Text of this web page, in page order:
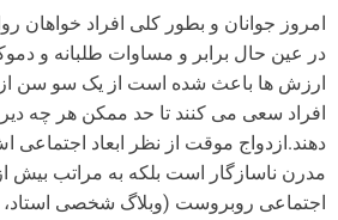
امروز جوانان و بطور کلی افراد خواهان
در عین حال برابر و مساوات طلبانه و
ارزش ها باعث شده است از یک سو سن
افراد سعی می کنند تا حد ممکن هر چه دیر
دهند.ازدواج موقت از نظر ابعاد اجتماعی
مدرن ناسازگار است بلکه به مراتب بیش